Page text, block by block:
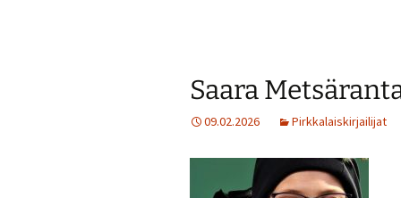
Saara
09.02.2026 Pirkkalaiskirjailijat